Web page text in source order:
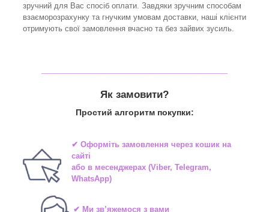
зручний для Вас спосіб оплати. Завдяки зручним способам
взаєморозрахунку та гнучким умовам доставки, наші клієнти
отримують свої замовлення вчасно та без зайвих зусиль.
Як замовити?
Простий алгоритм покупки:
✔ Оформіть замовлення через кошик на
сайті
або в месенджерах(Viber, Telegram,
WhatsApp)
✔ Ми зв’яжемося з вами